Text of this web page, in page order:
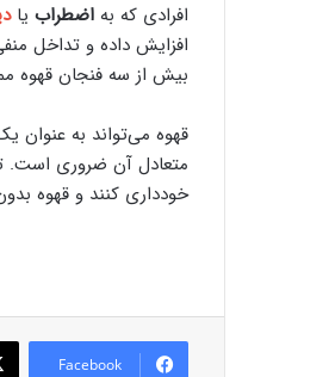
افرادی که به اضطراب یا
افزایش داده و تداخل
بیش از سه فنجان
قهوه می‌تواند به عنوان
متعادل آن ضروری است.
خودداری کنند و قهوه
Facebook